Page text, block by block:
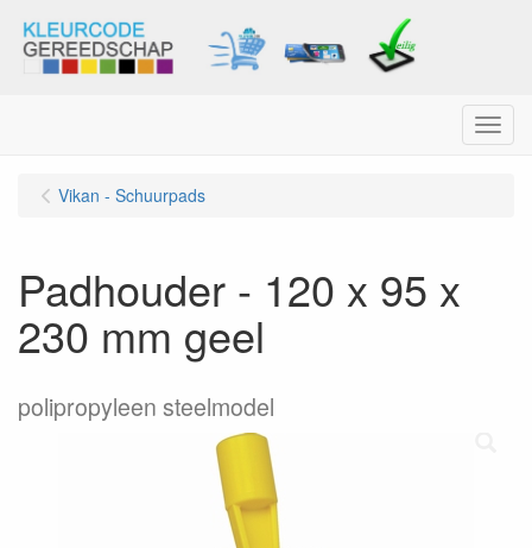
Menu
Vikan - Schuurpads
Padhouder - 120 x 95 x
230 mm geel
polipropyleen steelmodel